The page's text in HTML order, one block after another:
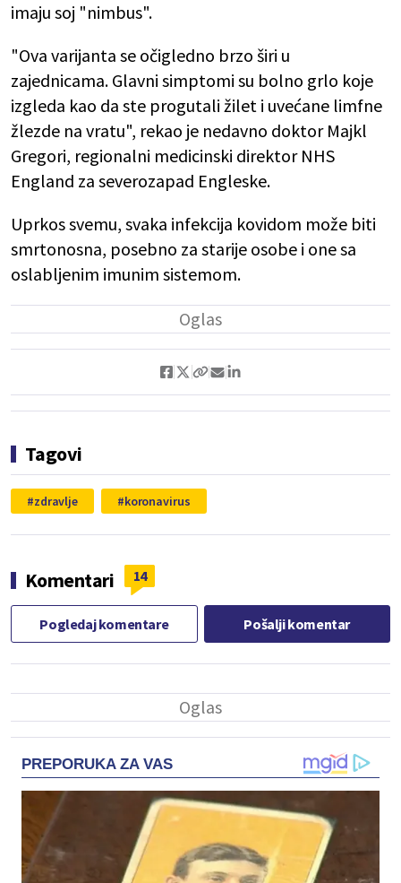
imaju soj "nimbus".
"Ova varijanta se očigledno brzo širi u
zajednicama. Glavni simptomi su bolno grlo koje
izgleda kao da ste progutali žilet i uvećane limfne
žlezde na vratu", rekao je nedavno doktor Majkl
Gregori, regionalni medicinski direktor NHS
England za severozapad Engleske.
Uprkos svemu, svaka infekcija kovidom može biti
smrtonosna, posebno za starije osobe i one sa
oslabljenim imunim sistemom.
Tagovi
zdravlje koronavirus
Komentari 14
Pogledaj komentare Pošalji komentar
PREPORUKA ZA VAS